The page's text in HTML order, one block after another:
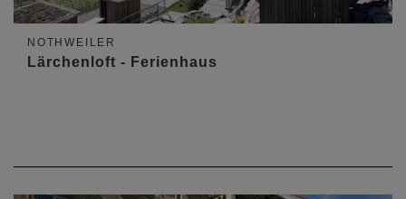
NOTHWEILER
Lärchenloft - Ferienhaus